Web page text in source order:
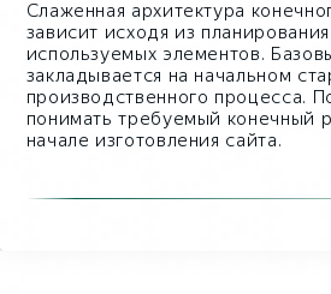
Слаженная архитектура
зависит исходя из
используемых элементов.
закладывается на начальном
производственного процесса.
понимать требуемый конечный
начале изготовления сайта.